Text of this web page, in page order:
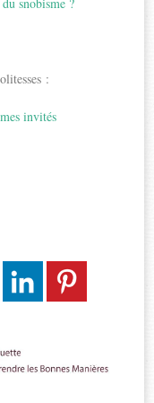
:
invités